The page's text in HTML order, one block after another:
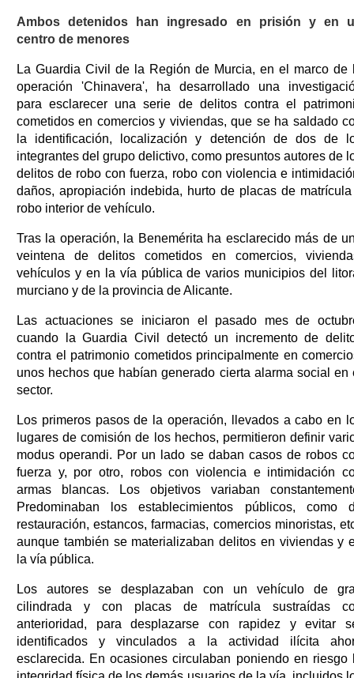
Ambos detenidos han ingresado en prisión y en
centro de menores
La Guardia Civil de la Región de Murcia, en el marco de
operación 'Chinavera', ha desarrollado una
para esclarecer una serie de delitos contra el
cometidos en comercios y viviendas, que se ha saldado
la identificación, localización y detención de dos de
integrantes del grupo delictivo, como presuntos autores de
delitos de robo con fuerza, robo con violencia e
daños, apropiación indebida, hurto de placas de
robo interior de vehículo.
Tras la operación, la Benemérita ha esclarecido más de
veintena de delitos cometidos en comercios,
vehículos y en la vía pública de varios municipios del
murciano y de la provincia de Alicante.
Las actuaciones se iniciaron el pasado mes de
cuando la Guardia Civil detectó un incremento de
contra el patrimonio cometidos principalmente en
unos hechos que habían generado cierta alarma social en
sector.
Los primeros pasos de la operación, llevados a cabo en
lugares de comisión de los hechos, permitieron definir
modus operandi. Por un lado se daban casos de robos
fuerza y, por otro, robos con violencia e intimidación
armas blancas. Los objetivos variaban
Predominaban los establecimientos públicos, como
restauración, estancos, farmacias, comercios minoristas,
aunque también se materializaban delitos en viviendas y
la vía pública.
Los autores se desplazaban con un vehículo de
cilindrada y con placas de matrícula sustraídas
anterioridad, para desplazarse con rapidez y evitar
identificados y vinculados a la actividad ilícita
esclarecida. En ocasiones circulaban poniendo en riesgo